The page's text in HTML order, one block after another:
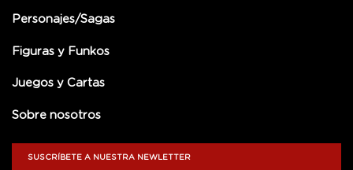
Personajes/Sagas
Figuras y Funkos
Juegos y Cartas
Sobre nosotros
SUSCRÍBETE A NUESTRA NEWLETTER